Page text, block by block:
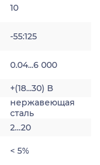
10
-55:125
0.04...6 000
+(18...30) В
нержавеющая
сталь
2…20
< 5%